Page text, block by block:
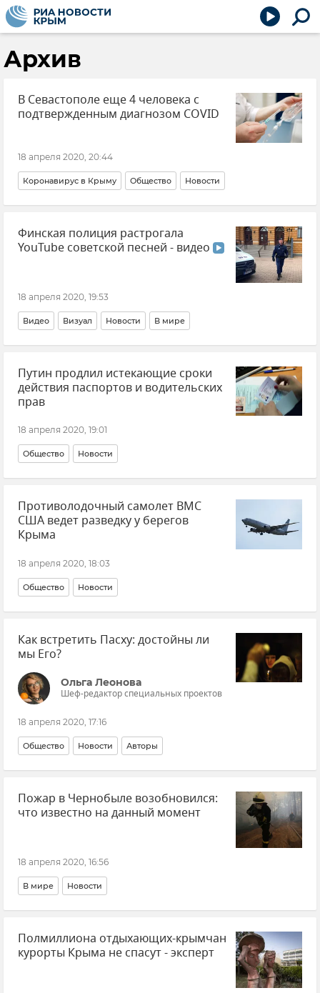
Архив
В Севастополе еще 4 человека с
подтвержденным диагнозом COVID
18 апреля 2020, 20:44
Коронавирус в Крыму Общество Новости
Финская полиция растрогала
YouTube советской песней - видео
18 апреля 2020, 19:53
Видео Визуал Новости В мире
Путин продлил истекающие сроки
действия паспортов и водительских
прав
18 апреля 2020, 19:01
Общество Новости
Противолодочный самолет ВМС
США ведет разведку у берегов
Крыма
18 апреля 2020, 18:03
Общество Новости
Как встретить Пасху: достойны ли
мы Его?
Ольга Леонова
Шеф-редактор специальных проектов
18 апреля 2020, 17:16
Общество Новости Авторы
Пожар в Чернобыле возобновился:
что известно на данный момент
18 апреля 2020, 16:56
В мире Новости
Полмиллиона отдыхающих-крымчан
курорты Крыма не спасут - эксперт